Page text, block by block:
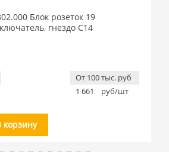
Блок розеток 19
гнездо C14
От 100 тыс. руб
1 661
руб/шт
корзину